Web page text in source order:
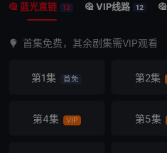
袖、因“杀死女神”的罪名自己也被
特奥丽塔。“助我一臂之力，接下来
望笼罩着的世界的惨烈
的故事
蓝光直链 12 VIP线路 12
首集免费，其余剧集需VIP观看
第1集 首免 第2集
第4集 VIP 第5集